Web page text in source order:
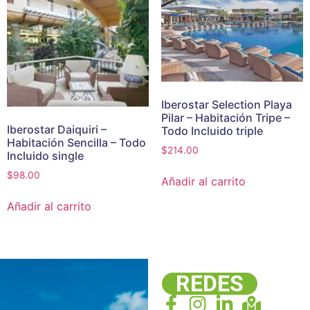
Iberostar Daiquiri –
Habitación Sencilla – Todo
Incluido single
$98.00
Añadir al carrito
Iberostar Selection Playa
Pilar – Habitación Tripe –
Todo Incluido triple
$214.00
Añadir al carrito
REDES